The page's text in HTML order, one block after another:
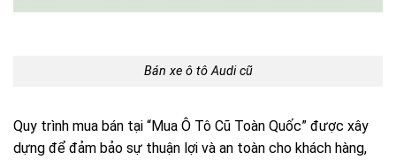
Bán xe ô tô Audi cũ
Quy trình mua bán tại “Mua Ô Tô Cũ Toàn Quốc” được xây
dựng để đảm bảo sự thuận lợi và an toàn cho khách hàng,